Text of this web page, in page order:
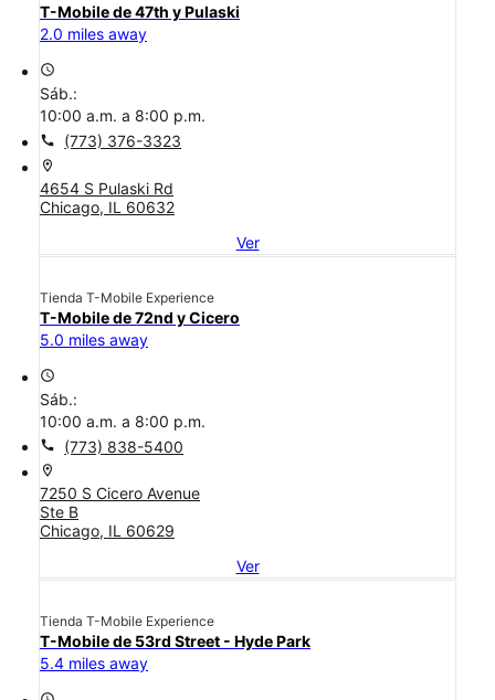
T-Mobile de 47th y Pulaski
2.0 miles away
access_time
Sáb.:
10:00 a.m. a 8:00 p.m.
call (773) 376-3323
location_on
4654 S Pulaski Rd
Chicago, IL 60632
Ver
Tienda T-Mobile Experience
T-Mobile de 72nd y Cicero
5.0 miles away
access_time
Sáb.:
10:00 a.m. a 8:00 p.m.
call (773) 838-5400
location_on
7250 S Cicero Avenue
Ste B
Chicago, IL 60629
Ver
Tienda T-Mobile Experience
T-Mobile de 53rd Street - Hyde Park
5.4 miles away